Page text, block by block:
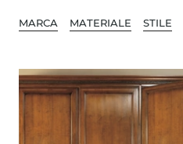
MARCA MATERIALE STILE